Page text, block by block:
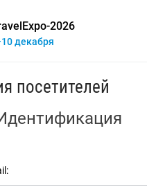
2026
декабря
посетителей